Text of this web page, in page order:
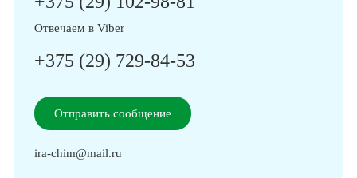
Отвечаем в Viber
+375 (29) 729-84-53
Отправить сообщение
ira-chim@mail.ru